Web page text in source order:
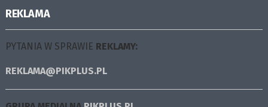
REKLAMA
PYTANIA W SPRAWIE REKLAMY:
REKLAMA@PIKPLUS.PL